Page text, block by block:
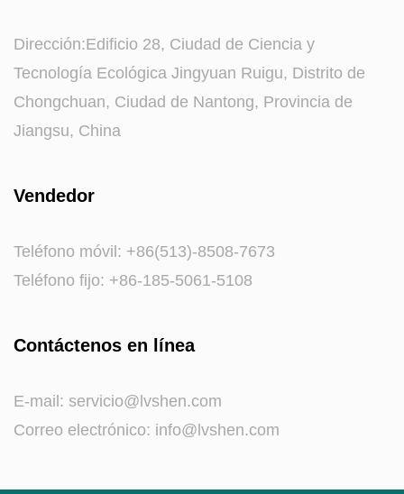
Dirección:Edificio 28, Ciudad de Ciencia y
Tecnología Ecológica Jingyuan Ruigu, Distrito de
Chongchuan, Ciudad de Nantong, Provincia de
Jiangsu, China
Vendedor
Teléfono móvil: +86(513)-8508-7673
Teléfono fijo: +86-185-5061-5108
Contáctenos en línea
E-mail: servicio@lvshen.com
Correo electrónico: info@lvshen.com